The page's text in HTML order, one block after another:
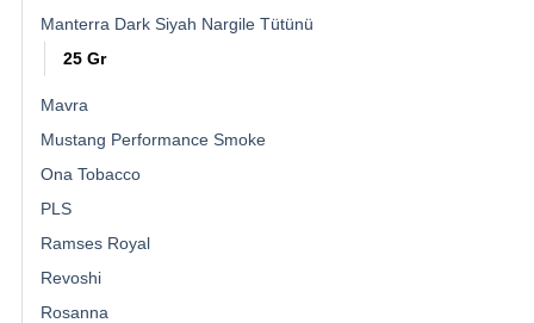
Manterra Dark Siyah Nargile Tütünü
25 Gr
Mavra
Mustang Performance Smoke
Ona Tobacco
PLS
Ramses Royal
Revoshi
Rosanna